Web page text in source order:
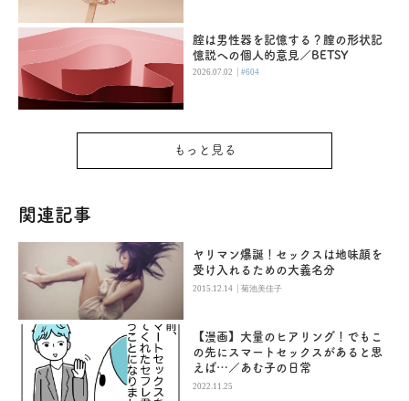
腟は男性器を記憶する？膣の形状記
憶説への個人的意見／BETSY
2026.07.02 |#604
もっと見る
関連記事
ヤリマン爆誕！セックスは地味顔を
受け入れるための大義名分
2015.12.14 |菊池美佳子
【漫画】大量のヒアリング！でもこ
の先にスマートセックスがあると思
えば…／あむ子の日常
2022.11.25